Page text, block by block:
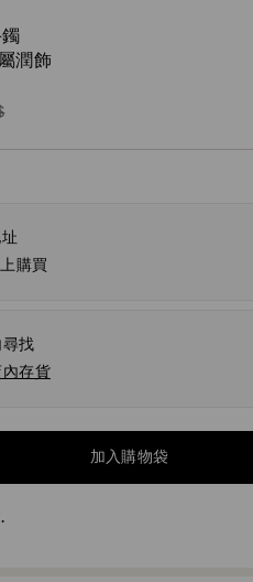
潤飾
購買
尋找
內存貨
加入購物袋